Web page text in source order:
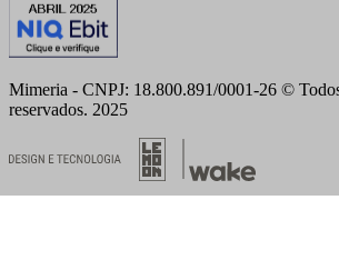
Mimeria - CNPJ: 18.800.891/0001-26 ©
reservados. 2025